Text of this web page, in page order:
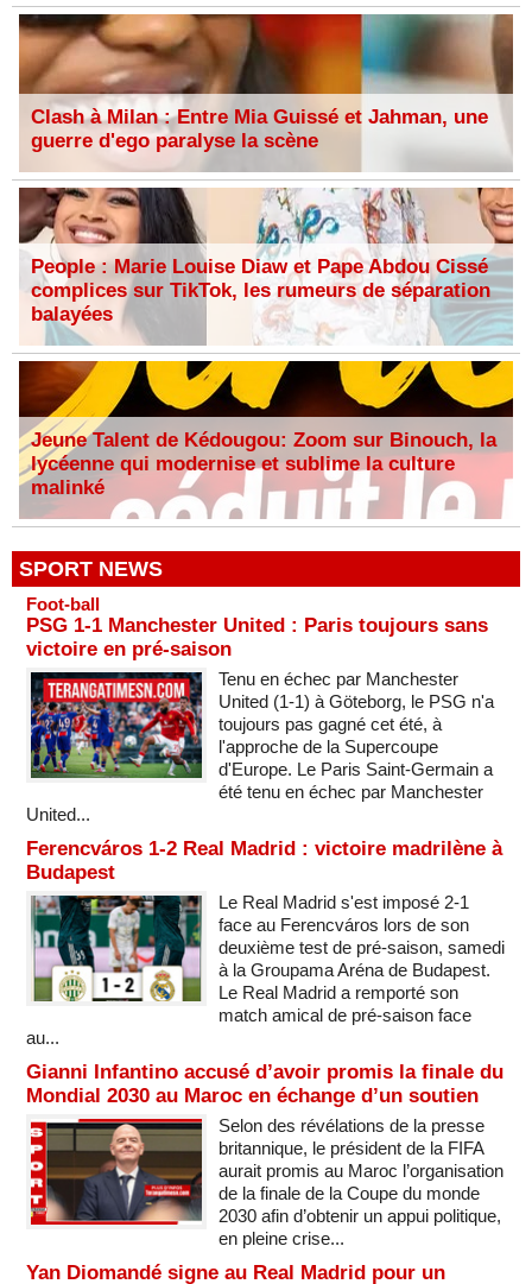
Clash à Milan : Entre Mia Guissé et Jahman, une
guerre d'ego paralyse la scène
People : Marie Louise Diaw et Pape Abdou Cissé
complices sur TikTok, les rumeurs de séparation
balayées
Jeune Talent de Kédougou: Zoom sur Binouch, la
lycéenne qui modernise et sublime la culture
malinké
SPORT NEWS
Foot-ball
PSG 1-1 Manchester United : Paris toujours sans
victoire en pré-saison
Tenu en échec par Manchester
United (1-1) à Göteborg, le PSG n'a
toujours pas gagné cet été, à
l'approche de la Supercoupe
d'Europe. Le Paris Saint-Germain a
été tenu en échec par Manchester
United...
Ferencváros 1-2 Real Madrid : victoire madrilène à
Budapest
Le Real Madrid s'est imposé 2-1
face au Ferencváros lors de son
deuxième test de pré-saison, samedi
à la Groupama Aréna de Budapest.
Le Real Madrid a remporté son
match amical de pré-saison face
au...
Gianni Infantino accusé d’avoir promis la finale du
Mondial 2030 au Maroc en échange d’un soutien
Selon des révélations de la presse
britannique, le président de la FIFA
aurait promis au Maroc l’organisation
de la finale de la Coupe du monde
2030 afin d’obtenir un appui politique,
en pleine crise...
Yan Diomandé signe au Real Madrid pour un